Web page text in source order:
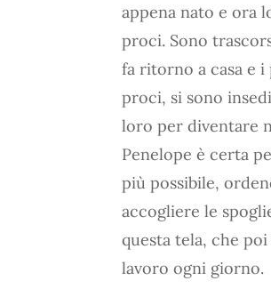
appena nato e ora
proci. Sono
fa ritorno a casa e
proci, si sono
loro per diventare
Penelope è certa
più possibile,
accogliere le
questa tela, che
lavoro ogni giorno.